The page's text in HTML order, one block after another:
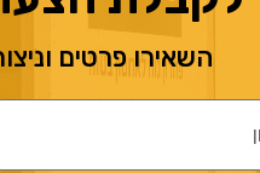
השאירו פרטים